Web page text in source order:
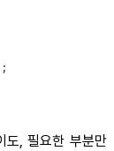
도, 필요한 부분만